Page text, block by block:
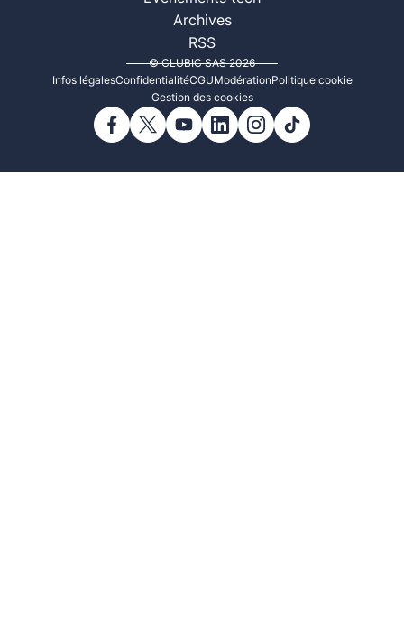
Archives
RSS
© CLUBIC SAS 2026
Infos légalesConfidentialitéCGUModérationPolitique cookie
Gestion des cookies